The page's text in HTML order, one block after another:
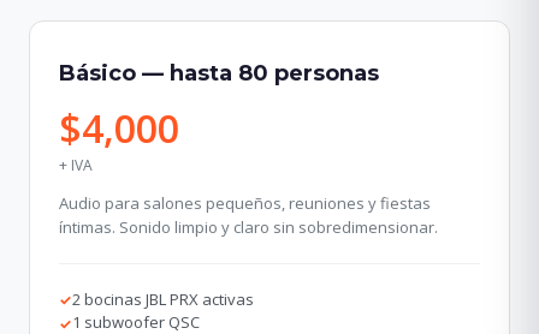
Básico — hasta 80 personas
$4,000
+ IVA
Audio para salones pequeños, reuniones y fiestas
íntimas. Sonido limpio y claro sin sobredimensionar.
✓2 bocinas JBL PRX activas
✓1 subwoofer QSC